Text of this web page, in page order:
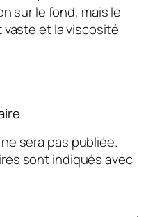
sur le fond, mais le
vaste et la viscosité
sera pas publiée.
sont indiqués avec